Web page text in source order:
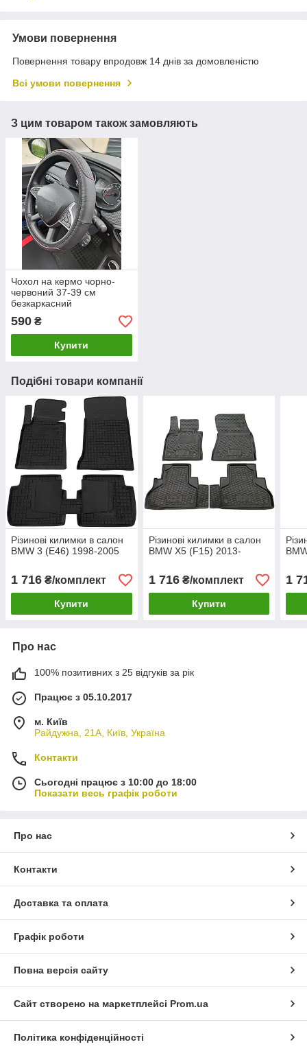
Умови повернення
Повернення товару впродовж 14 днів за домовленістю
Всі умови повернення
З цим товаром також замовляють
Чохол на кермо чорно-
червоний 37-39 см
безкаркасний
590 ₴
Купити
Подібні товари компанії
Різинові килимки в салон
BMW 3 (E46) 1998-2005
1 716 ₴/комплект
Купити
Різинові килимки в салон
BMW X5 (F15) 2013-
1 716₴/комплект
Купити
1
Про нас
100% позитивних з 25 відгуків за рік
Працює з 05.10.2017
м. Київ
Райдужна, 21А, Київ, Україна
Контакти
Сьогодні працює з 10:00 до 18:00
Показати весь графік роботи
Про нас
Контакти
Доставка та оплата
Графік роботи
Повна версія сайту
Сайт створено на маркетплейсі Prom.ua
Політика конфіденційності